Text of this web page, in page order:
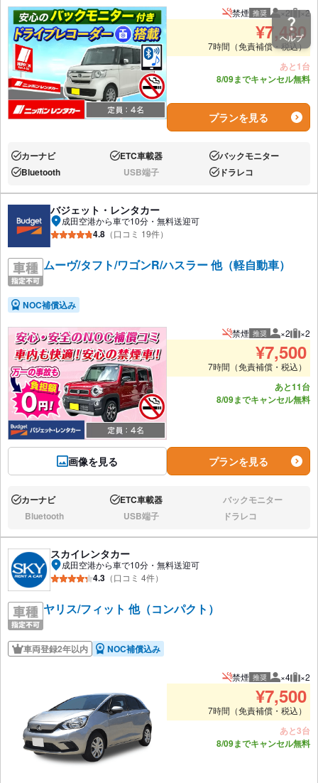
禁煙 推奨 推奨人数
×2 推
×2
¥7,480
7時間（免責補償・税込）
あと1台
8/09までキャンセル無料
プランを見る
あり:カーナビ あり:ETC車載器 あり:バックモニター
あり:Bluetooth なし:USB端子 あり:ドラレコ
バジェット・レンタカー
成田空港から車で10分・無料送迎可
4.8 （口コミ 19件）
ムーヴ/タフト/ワゴンR/ハスラー 他（軽自動車）
NOC補償込み
画像を見る
禁煙 推奨 推奨人数
×2 推
×2
¥7,500
7時間（免責補償・税込）
あと11台
8/09までキャンセル無料
プランを見る
あり:カーナビ あり:ETC車載器 なし:バックモニター
なし:Bluetooth なし:USB端子 なし:ドラレコ
スカイレンタカー
成田空港から車で10分・無料送迎可
4.3 （口コミ 4件）
ヤリス/フィット 他（コンパクト）
車両登録2年以内 NOC補償込み
禁煙 推奨 推奨人数
×4 推
×2
¥7,500
7時間（免責補償・税込）
あと3台
8/09までキャンセル無料
ヘルプ